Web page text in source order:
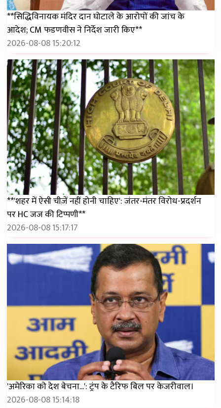
**सिद्धिविनायक मंदिर दान घोटाले के आरोपों की जांच के
आदेश; CM फडणवीस ने निर्देश जारी किए**
2026-08-08 15:20:12
**'शहर में ऐसी चीज़ें नहीं होनी चाहिए': जंतर-मंतर विरोध-प्रदर्शन
पर HC जज की टिप्पणी**
2026-08-08 15:17:17
'अमेरिका को देश बेचना...': ट्रंप के टैरिफ बिल पर केजरीवाल।
2026-08-08 15:14:18